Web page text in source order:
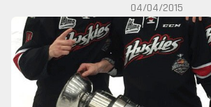
04/04/2015